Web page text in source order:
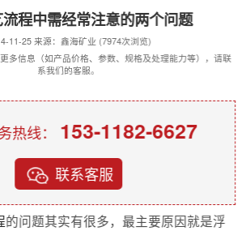
程中需经常注意的两个问题
11-25 来源：鑫海矿业 (7974次浏览)
多信息（如产品价格、参数、规格及处理能力等），请联
系我们的客服。
热线： 153-1182-6627
联系客服
的问题其实有很多，最主要原因就是浮